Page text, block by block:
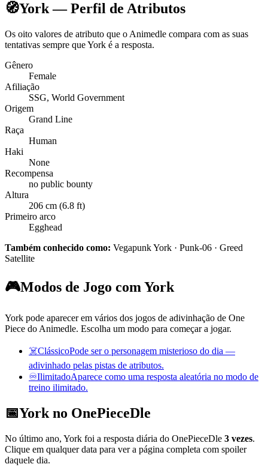
🧭York — Perfil de Atributos
Os oito valores de atributo que o Animedle compara com as suas
tentativas sempre que York é a resposta.
Gênero
Female
Afiliação
SSG, World Government
Origem
Grand Line
Raça
Human
Haki
None
Recompensa
no public bounty
Altura
206 cm (6.8 ft)
Primeiro arco
Egghead
Também conhecido como: Vegapunk York · Punk-06 · Greed
Satellite
🎮Modos de Jogo com York
York pode aparecer em vários dos jogos de adivinhação de One
Piece do Animedle. Escolha um modo para começar a jogar.
☠️ClássicoPode ser o personagem misterioso do dia —
adivinhado pelas pistas de atributos.
♾️IlimitadoAparece como uma resposta aleatória no modo de
treino ilimitado.
📅York no OnePieceDle
No último ano, York foi a resposta diária do OnePieceDle 3 vezes.
Clique em qualquer data para ver a página completa com spoiler
daquele dia.